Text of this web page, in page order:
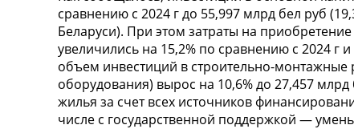
сравнению с 2024 г до 55,997 млрд бел руб
Беларуси). При этом затраты на
увеличились на 15,2% по сравнению с 2024 г
объем инвестиций в строительно-
оборудования) вырос на 10,6% до 27,457
жилья за счет всех источников
числе с государственной поддержкой —